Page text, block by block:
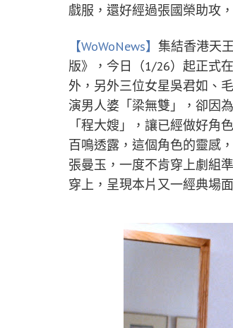
戲服，還好經過張國榮助攻
【WoWoNews】 集結香港天
版》，今日（1/26）起正式
外，另外三位女星吳君如、
演男人婆「梁無雙」，卻因
「程大嫂」，讓已經做好角
百鳴透露，這個角色的靈感
張曼玉，一度不肯穿上劇組
穿上，呈現本片又一經典場面